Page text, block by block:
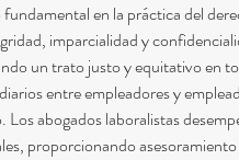
en la práctica del
imparcialidad y
un trato justo y equitativo en
entre empleadores y
abogados laboralistas
proporcionando